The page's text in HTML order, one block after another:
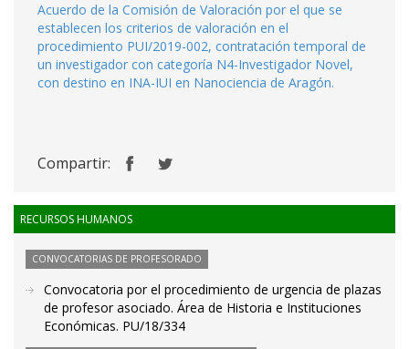
Acuerdo de la Comisión de Valoración por el que se
establecen los criterios de valoración en el
procedimiento PUI/2019-002, contratación temporal de
un investigador con categoría N4-Investigador Novel,
con destino en INA-IUI en Nanociencia de Aragón.
Compartir:
RECURSOS HUMANOS
CONVOCATORIAS DE PROFESORADO
Convocatoria por el procedimiento de urgencia de plazas
de profesor asociado. Área de Historia e Instituciones
Económicas. PU/18/334